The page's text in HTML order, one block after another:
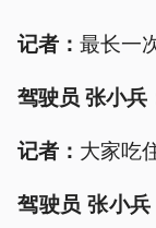
记者： 最长一
驾驶员 张小兵
记者： 大家吃
驾驶员 张小兵